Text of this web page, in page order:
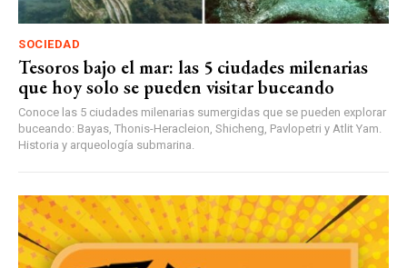
SOCIEDAD
Tesoros bajo el mar: las 5 ciudades milenarias
que hoy solo se pueden visitar buceando
Conoce las 5 ciudades milenarias sumergidas que se pueden explorar
buceando: Bayas, Thonis-Heracleion, Shicheng, Pavlopetri y Atlit Yam.
Historia y arqueología submarina.